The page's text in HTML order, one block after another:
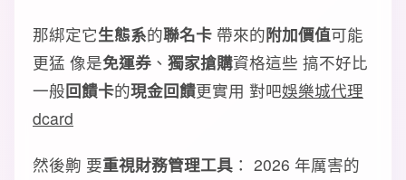
那綁定它生態系的聯名卡 帶來的附加價值可能
更猛 像是免運券 、 獨家搶購資格這些 搞不好比
一般回饋卡的現金回饋更實用 對吧娛樂城代理
dcard
然後齁 要重視財務管理工具 ： 2026 年厲害的